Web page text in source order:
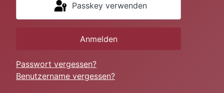
Passkey verwenden
Anmelden
Passwort vergessen?
Benutzername vergessen?